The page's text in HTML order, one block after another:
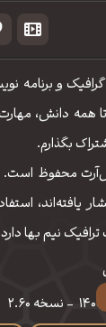
و برنامه
همه دانش،
بگذارم.
محفوظ است.
یافته‌اند،
نیم بها
- نسخه 2.60